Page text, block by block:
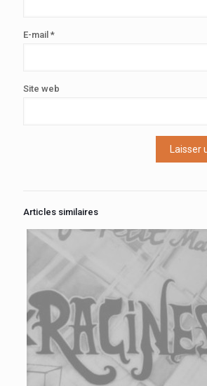
E-mail *
Site web
Articles similaires